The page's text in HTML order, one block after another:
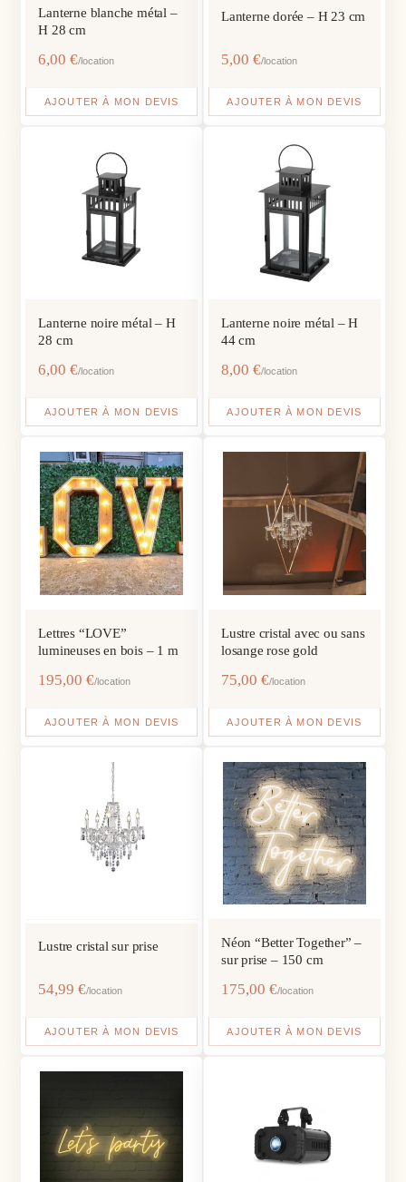
Lanterne blanche métal –
H 28 cm
6,00€/location
AJOUTER À MON DEVIS
Lanterne dorée – H 23 cm
5,00 €/location
AJOUTER À MON DEVIS
Lanterne noire métal – H
28 cm
6,00€/location
AJOUTER À MON DEVIS
Lanterne noire métal – H
44 cm
8,00 €/location
AJOUTER À MON DEVIS
Lettres “LOVE”
lumineuses en bois – 1 m
195,00€/location
AJOUTER À MON DEVIS
Lustre cristal avec ou sans
losange rose gold
75,00 €/location
AJOUTER À MON DEVIS
Lustre cristal sur prise
54,99€/location
AJOUTER À MON DEVIS
Néon “Better Together” –
sur prise – 150 cm
175,00 €/location
AJOUTER À MON DEVIS